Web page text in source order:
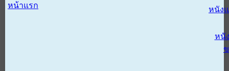
หน้าแรก หนัง
หนั